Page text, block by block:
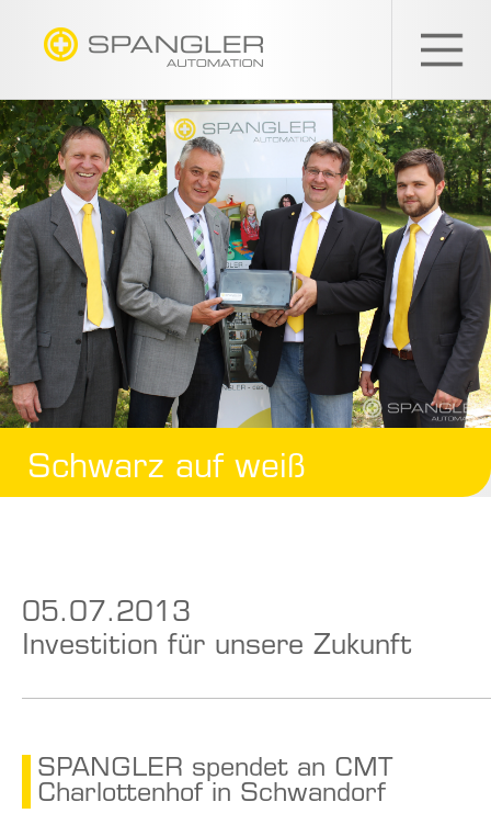
Schwarz auf weiß
05.07.2013
Investition für unsere Zukunft
SPANGLER spendet an CMT
Charlottenhof in Schwandorf